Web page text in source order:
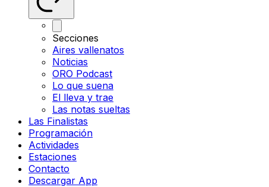
Secciones
Aires vallenatos
Noticias
ORO Podcast
Lo que suena
El lleva y trae
Las notas sueltas
Las Finalistas
Programación
Actividades
Estaciones
Contacto
Descargar App